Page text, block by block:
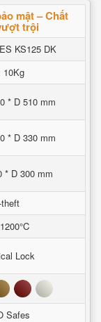
mật – Chất
trội
KS125 DK
10Kg
* D 510 mm
* D 330 mm
* D 300 mm
Lock
Đỏ Trắng
Safes